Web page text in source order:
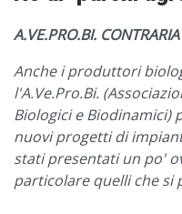
A.VE.PRO.BI.
Anche i produttori
l'A.Ve.Pro.Bi.
Biologici e
nuovi progetti di
stati presentati un po'
particolare quelli che si